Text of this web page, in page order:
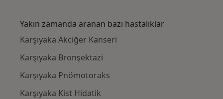
Yakın zamanda aranan bazı hastalıklar
Karşıyaka Akciğer Kanseri
Karşıyaka Bronşektazi
Karşıyaka Pnömotoraks
Karşıyaka Kist Hidatik